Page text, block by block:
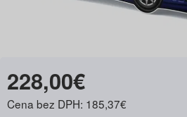
228,00€
Cena bez DPH: 185,37€